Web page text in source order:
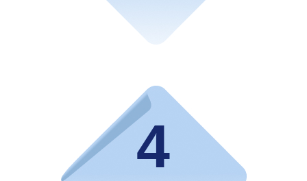
4